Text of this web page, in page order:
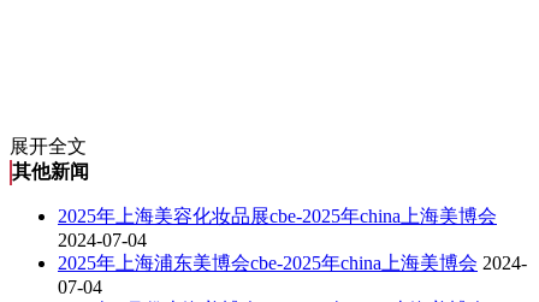
展开全文
其他新闻
2025年上海美容化妆品展cbe-2025年china上海美博会
2024-07-04
2025年上海浦东美博会cbe-2025年china上海美博会 2024-
07-04